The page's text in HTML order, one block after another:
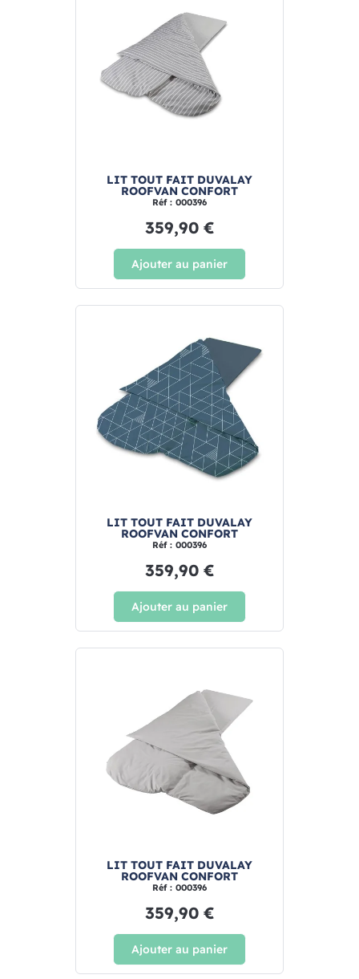
LIT TOUT FAIT DUVALAY
ROOFVAN CONFORT
Réf : 000396
359,90 €
Ajouter au panier
LIT TOUT FAIT DUVALAY
ROOFVAN CONFORT
Réf : 000396
359,90 €
Ajouter au panier
LIT TOUT FAIT DUVALAY
ROOFVAN CONFORT
Réf : 000396
359,90 €
Ajouter au panier